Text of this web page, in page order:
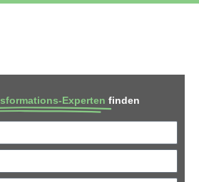
Experten finden